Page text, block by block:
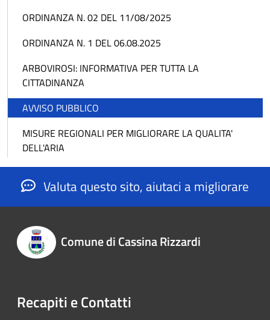
ORDINANZA N. 02 DEL 11/08/2025
ORDINANZA N. 1 DEL 06.08.2025
ARBOVIROSI: INFORMATIVA PER TUTTA LA
CITTADINANZA
AVVISO PUBBLICO
MISURE REGIONALI PER MIGLIORARE LA QUALITA'
DELL'ARIA
Valuta questo sito, aiutaci a migliorare
Comune di Cassina Rizzardi
Recapiti e Contatti